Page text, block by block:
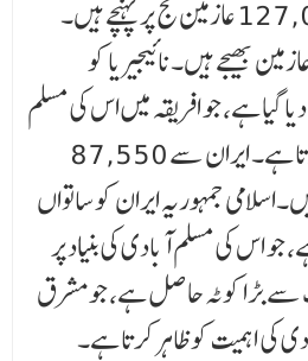
حاصل ہے جہاںسے 127,000 عازمین حج پرپہنچے ہیں۔
نائیجیریانے 95,000 عازمین بھیجے ہیں۔نائیجیریا کو
گیا ہے، جو افریقہ میں اس کی مسلم
آبادی کی اہمیت کو ظاہر کرتا ہے۔ ایران سے 87,550
جمہوریہ ایران کو ساتواں
اس کی مسلم آبادی کی بنیاد پر
سے بڑا کوٹہ حاصل ہے، جو مشرق
کی اہمیت کو ظاہر کرتا ہے۔